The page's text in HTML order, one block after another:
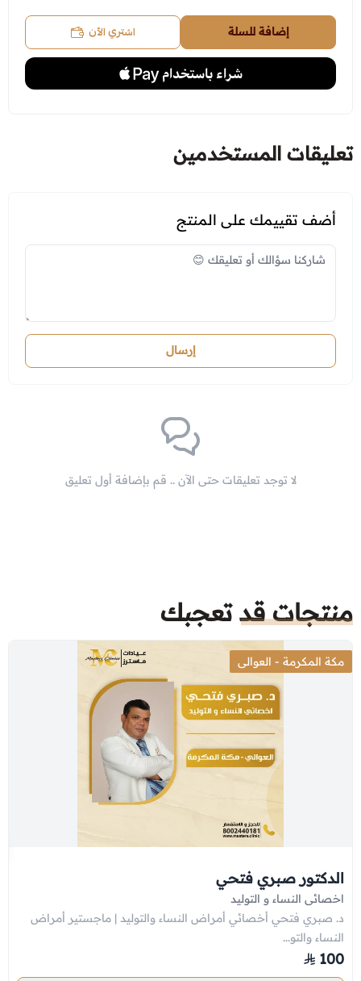
إضافة للسلة اشتري الآن
تعليقات المستخدمين
لا توجد تعليقات حتى الآن .. قم بإضافة أول تعليق
أضف تقييمك على المنتج
إرسال
منتجات قد تعجبك
مكة المكرمة - العوالى
الدكتور صبري فتحي
اخصائى النساء و التوليد
د. صبري فتحي أخصائي أمراض النساء والتوليد | ماجستير أمراض
النساء والتو...
100